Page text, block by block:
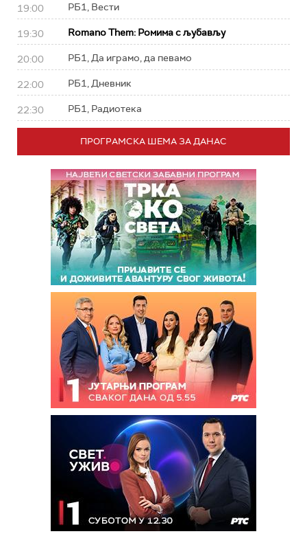
19:00 РБ1, Вести
19:30 Romano Them: Ромима с љубављу
20:00 РБ1, Да играмо, да певамо
22:00 РБ1, Дневник
22:30 РБ1, Радиотека
ПРОГРАМСКА ШЕМА ЗА ДАНАС